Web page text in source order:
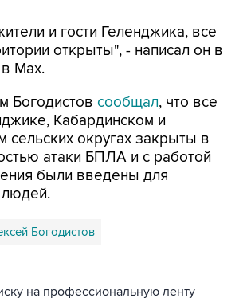
и гости Геленджика, все
открыты", - написал он в
Max.
Богодистов сообщал, что все
Кабардинском и
сельских округах закрыты в
атаки БПЛА и с работой
были введены для
людей.
Богодистов
на профессиональную ленту